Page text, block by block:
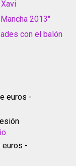
2013"
con el balón
euros -
euros -